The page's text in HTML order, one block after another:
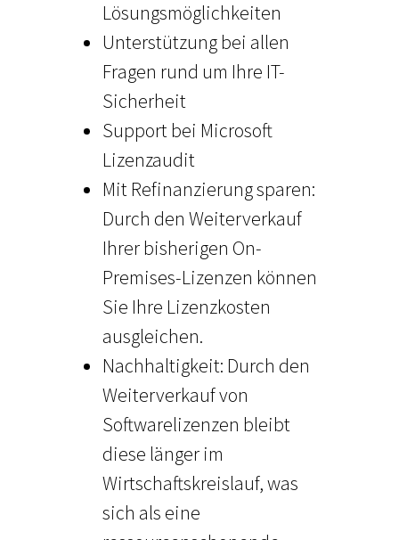
Lösungsmöglichkeiten
Unterstützung bei allen
Fragen rund um Ihre IT-
Sicherheit
Support bei Microsoft
Lizenzaudit
Mit Refinanzierung sparen:
Durch den Weiterverkauf
Ihrer bisherigen On-
Premises-Lizenzen können
Sie Ihre Lizenzkosten
ausgleichen.
Nachhaltigkeit: Durch den
Weiterverkauf von
Softwarelizenzen bleibt
diese länger im
Wirtschaftskreislauf, was
sich als eine